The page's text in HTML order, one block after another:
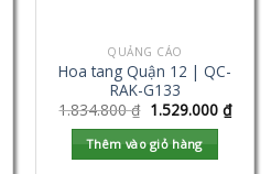
QUẢNG CÁO
Hoa tang Quận 12 | QC-
RAK-G133
1.834.800₫ 1.529.000 ₫
Thêm vào giỏ hàng